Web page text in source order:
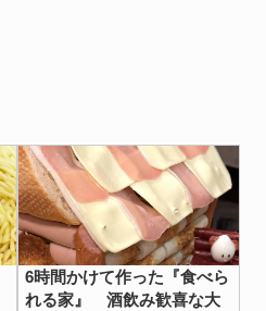
6時間かけて作った『食べら
れる家』 酒飲み歓喜な大